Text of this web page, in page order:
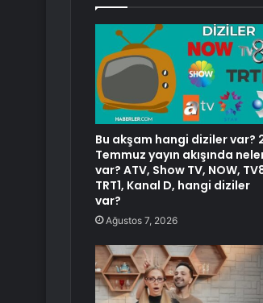
Bu akşam hangi diziler var?
Temmuz yayın akışında
var? ATV, Show TV, NOW,
TRT1, Kanal D, hangi diziler
var?
Ağustos 7, 2026